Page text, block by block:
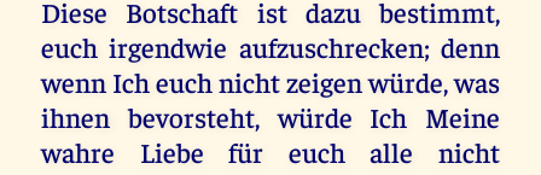
Diese Botschaft ist dazu bestimmt,
euch irgendwie aufzuschrecken; denn
wenn Ich euch nicht zeigen würde, was
ihnen bevorsteht, würde Ich Meine
wahre Liebe für euch alle nicht